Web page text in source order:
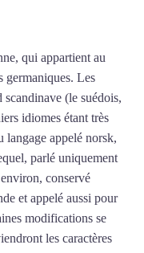
qui appartient au
germaniques. Les
(le suédois,
idiomes étant très
langage appelé norsk,
parlé uniquement
conservé
et appelé aussi pour
modifications se
les caractères